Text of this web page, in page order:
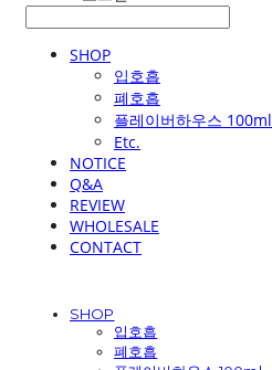
SHOP
입호흡
폐호흡
플레이버하우스 100ml
Etc.
NOTICE
Q&A
REVIEW
WHOLESALE
CONTACT
SHOP
입호흡
폐호흡